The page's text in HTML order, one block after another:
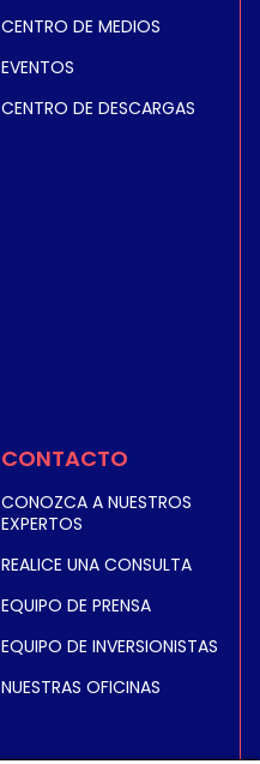
CENTRO DE MEDIOS
EVENTOS
CENTRO DE DESCARGAS
CONTACTO
CONOZCA A NUESTROS
EXPERTOS
REALICE UNA CONSULTA
EQUIPO DE PRENSA
EQUIPO DE INVERSIONISTAS
NUESTRAS OFICINAS